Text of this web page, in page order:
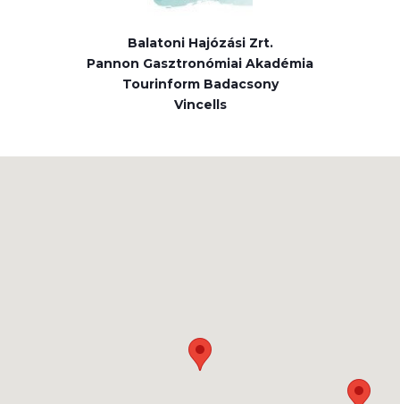
Balatoni Hajózási Zrt.
Pannon Gasztronómiai Akadémia
Tourinform Badacsony
Vincells